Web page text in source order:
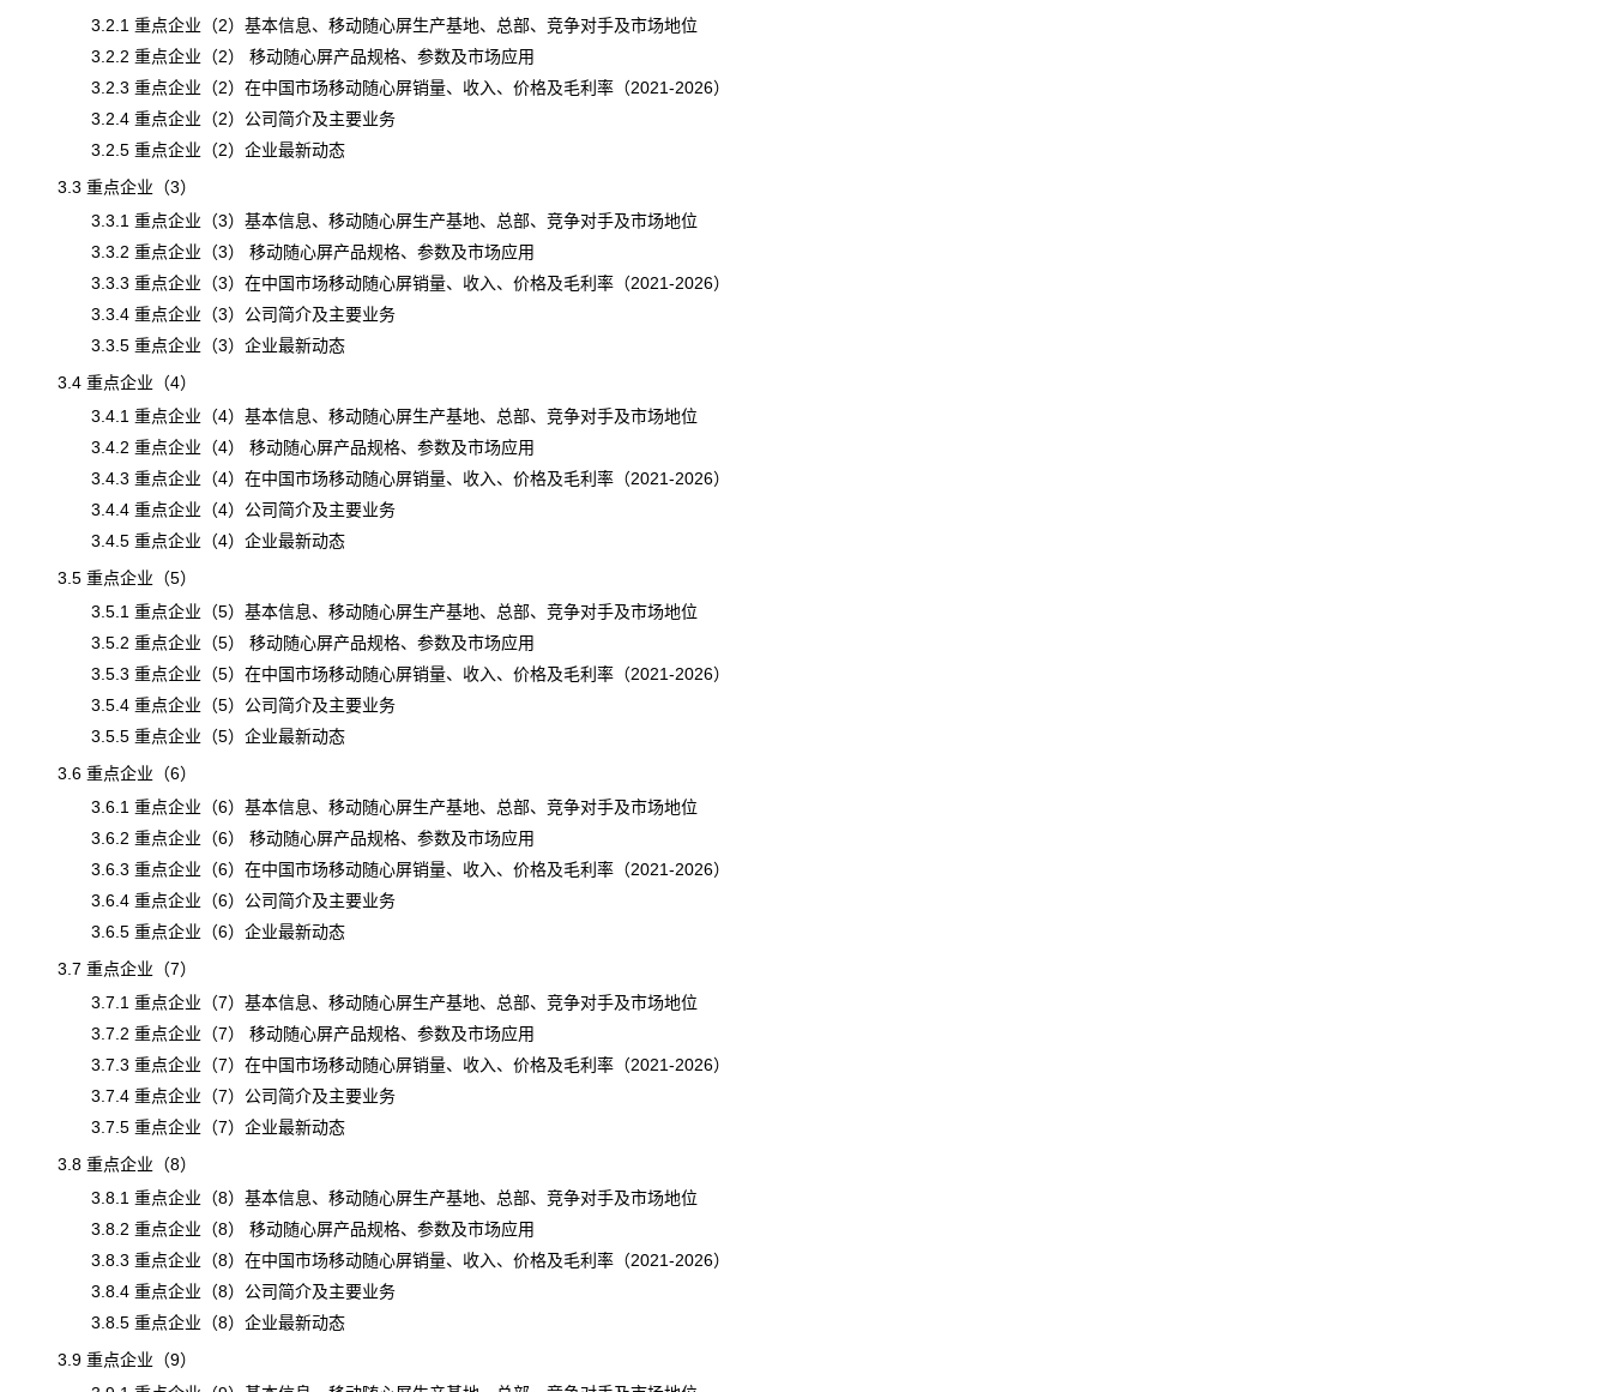
3.2.1 重点企业（2）基本信息、移动随心屏生产基地、总部、竞争对手及市场地位
3.2.2 重点企业（2） 移动随心屏产品规格、参数及市场应用
3.2.3 重点企业（2）在中国市场移动随心屏销量、收入、价格及毛利率（2021-2026）
3.2.4 重点企业（2）公司简介及主要业务
3.2.5 重点企业（2）企业最新动态
3.3 重点企业（3）
3.3.1 重点企业（3）基本信息、移动随心屏生产基地、总部、竞争对手及市场地位
3.3.2 重点企业（3） 移动随心屏产品规格、参数及市场应用
3.3.3 重点企业（3）在中国市场移动随心屏销量、收入、价格及毛利率（2021-2026）
3.3.4 重点企业（3）公司简介及主要业务
3.3.5 重点企业（3）企业最新动态
3.4 重点企业（4）
3.4.1 重点企业（4）基本信息、移动随心屏生产基地、总部、竞争对手及市场地位
3.4.2 重点企业（4） 移动随心屏产品规格、参数及市场应用
3.4.3 重点企业（4）在中国市场移动随心屏销量、收入、价格及毛利率（2021-2026）
3.4.4 重点企业（4）公司简介及主要业务
3.4.5 重点企业（4）企业最新动态
3.5 重点企业（5）
3.5.1 重点企业（5）基本信息、移动随心屏生产基地、总部、竞争对手及市场地位
3.5.2 重点企业（5） 移动随心屏产品规格、参数及市场应用
3.5.3 重点企业（5）在中国市场移动随心屏销量、收入、价格及毛利率（2021-2026）
3.5.4 重点企业（5）公司简介及主要业务
3.5.5 重点企业（5）企业最新动态
3.6 重点企业（6）
3.6.1 重点企业（6）基本信息、移动随心屏生产基地、总部、竞争对手及市场地位
3.6.2 重点企业（6） 移动随心屏产品规格、参数及市场应用
3.6.3 重点企业（6）在中国市场移动随心屏销量、收入、价格及毛利率（2021-2026）
3.6.4 重点企业（6）公司简介及主要业务
3.6.5 重点企业（6）企业最新动态
3.7 重点企业（7）
3.7.1 重点企业（7）基本信息、移动随心屏生产基地、总部、竞争对手及市场地位
3.7.2 重点企业（7） 移动随心屏产品规格、参数及市场应用
3.7.3 重点企业（7）在中国市场移动随心屏销量、收入、价格及毛利率（2021-2026）
3.7.4 重点企业（7）公司简介及主要业务
3.7.5 重点企业（7）企业最新动态
3.8 重点企业（8）
3.8.1 重点企业（8）基本信息、移动随心屏生产基地、总部、竞争对手及市场地位
3.8.2 重点企业（8） 移动随心屏产品规格、参数及市场应用
3.8.3 重点企业（8）在中国市场移动随心屏销量、收入、价格及毛利率（2021-2026）
3.8.4 重点企业（8）公司简介及主要业务
3.8.5 重点企业（8）企业最新动态
3.9 重点企业（9）